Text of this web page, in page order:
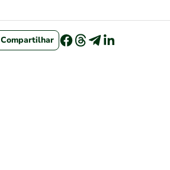
Compartilhar